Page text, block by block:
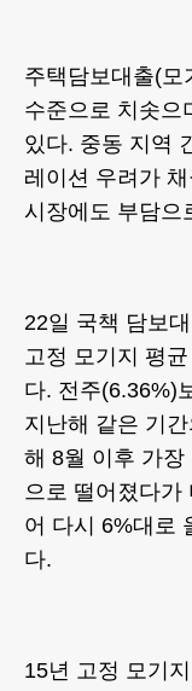
주택담보대출(모
수준으로 치솟으
있다. 중동 지역
레이션 우려가
시장에도 부담으
22일 국책 담보
고정 모기지 평
다. 전주(6.36%)
지난해 같은 기
해 8월 이후 가장
으로 떨어졌다가
어 다시 6%대로
다.
15년 고정 모기